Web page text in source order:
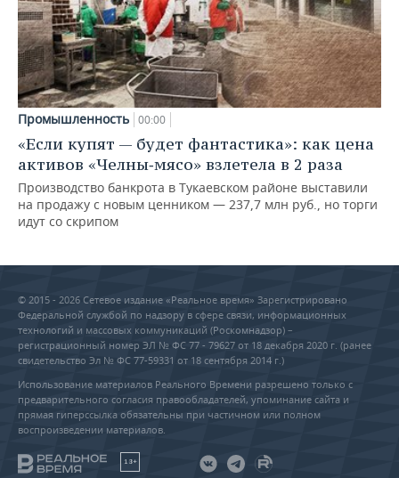
Промышленность 00:00
«Если купят — будет фантастика»: как цена
активов «Челны‑мясо» взлетела в 2 раза
Производство банкрота в Тукаевском районе выставили
на продажу с новым ценником — 237,7 млн руб., но торги
идут со скрипом
© 2015 - 2026 Сетевое издание «Реальное время» Зарегистрировано
Федеральной службой по надзору в сфере связи, информационных
технологий и массовых коммуникаций (Роскомнадзор) –
регистрационный номер ЭЛ № ФС 77 - 79627 от 18 декабря 2020 г. (ранее
свидетельство Эл № ФС 77-59331 от 18 сентября 2014 г.)
Использование материалов Реального Времени разрешено только с
предварительного согласия правообладателей, упоминание сайта и
прямая гиперссылка обязательны при частичном или полном
воспроизведении материалов.
18+